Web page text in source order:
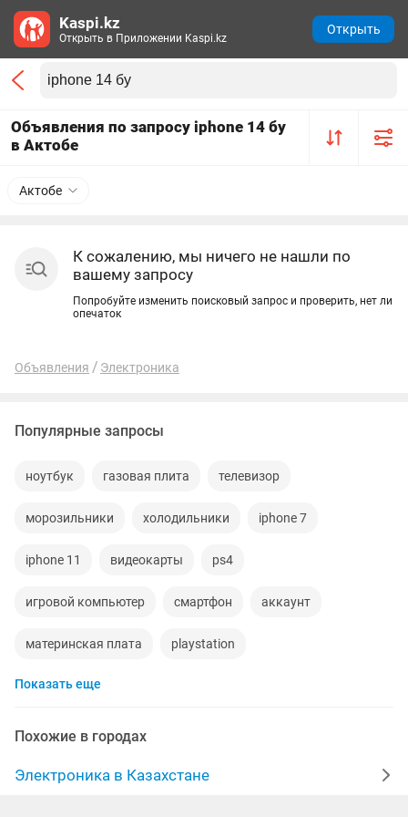
Объявления по запросу iphone 14 бу
в Актобе
Актобе
К сожалению, мы ничего не нашли по
вашему запросу
Попробуйте изменить поисковый запрос и проверить, нет ли
опечаток
Объявления Электроника
Популярные запросы
ноутбук газовая плита телевизор
морозильники холодильники iphone 7
iphone 11 видеокарты ps4
игровой компьютер смартфон аккаунт
материнская плата playstation
стиральная машина
ddr2 айфон gtx macbook
Показать еще
Похожие в городах
Электроника в Казахстане
Kaspi.kz
Открыть в Приложении Kaspi.kz
Открыть